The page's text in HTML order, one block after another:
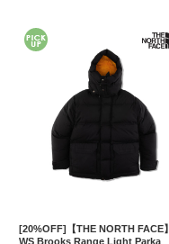
[20%OFF]【THE NORTH FACE】
WS Brooks Range Light Parka